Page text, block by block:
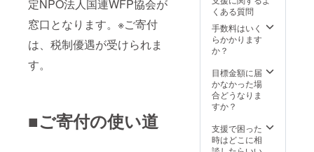
定NPO法人国連WFP協会が
窓口となります。※ご寄付
は、税制優遇が受けられま
す。
■ご寄付の使い道
くある質問
手数料はいく
らかかります
か？
目標金額に届
かなかった場
合どうなりま
すか？
支援で困った
時はどこに相